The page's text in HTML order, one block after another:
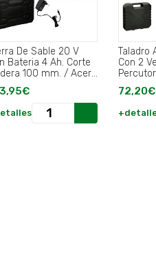
De Sable 20 V
Bateria 4 Ah. Corte
100 mm. / Acero
Taladro
Con 2
Par
72,20€